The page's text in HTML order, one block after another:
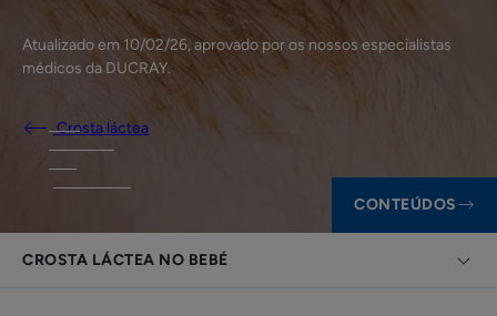
Atualizado em10/02/26, aprovado poros nossos especialistas
médicos da DUCRAY.
Crosta láctea
CONTEÚDOS
CROSTA LÁCTEA NO BEBÉ